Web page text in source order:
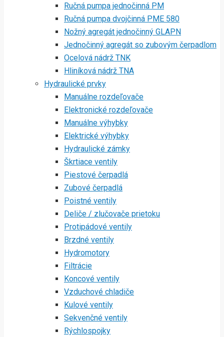
Ručná pumpa jednočinná PM
Ručná pumpa dvojčinná PME 580
Nožný agregát jednočinný GLAPN
Jednočinný agregát so zubovým čerpadlom
Ocelová nádrž TNK
Hliníková nádrž TNA
Hydraulické prvky
Manuálne rozdeľovače
Elektronické rozdeľovače
Manuálne výhybky
Elektrické výhybky
Hydraulické zámky
Škrtiace ventily
Piestové čerpadlá
Zubové čerpadlá
Poistné ventily
Deliče / zlučovače prietoku
Protipádové ventily
Brzdné ventily
Hydromotory
Filtrácie
Koncové ventily
Vzduchové chladiče
Kulové ventily
Sekvenčné ventily
Rýchlospojky